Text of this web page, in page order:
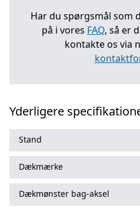
Har du spørgsmål som
på i vores FAQ, så er
kontakte os via
Yderligere
Stand
Dækmærke
Dækmønster bag-aksel